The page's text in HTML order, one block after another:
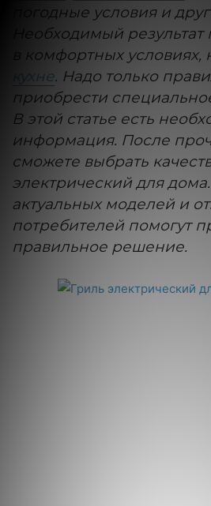
погодные условия и
Необходимый результат
в комфортных условиях,
кухне. Надо только
приобрести
В этой статье есть
информация. После
сможете выбрать
электрический для
актуальных моделей и
потребителей помогут
правильное решение.